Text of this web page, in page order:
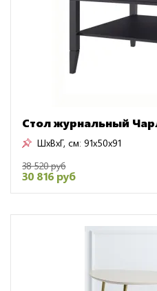
Стол журнальный
ШxВxГ, см: 91x50x91
38 520 руб
30 816 руб